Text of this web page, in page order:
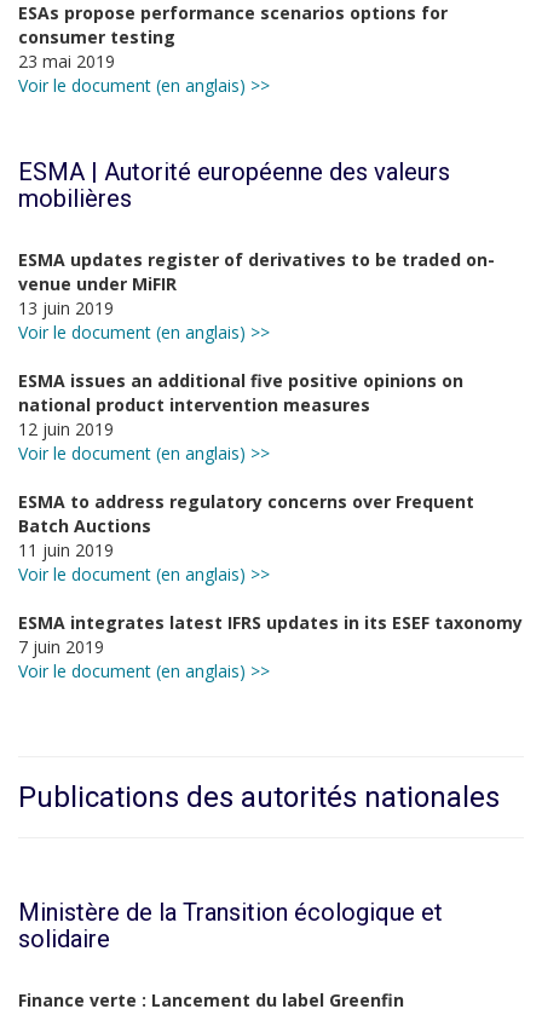
ESAs propose performance scenarios options for
consumer testing
23 mai 2019
Voir le document (en anglais) >>
ESMA | Autorité européenne des valeurs
mobilières
ESMA updates register of derivatives to be traded on-
venue under MiFIR
13 juin 2019
Voir le document (en anglais) >>
ESMA issues an additional five positive opinions on
national product intervention measures
12 juin 2019
Voir le document (en anglais) >>
ESMA to address regulatory concerns over Frequent
Batch Auctions
11 juin 2019
Voir le document (en anglais) >>
ESMA integrates latest IFRS updates in its ESEF taxonomy
7 juin 2019
Voir le document (en anglais) >>
Publications des autorités nationales
Ministère de la Transition écologique et
solidaire
Finance verte : Lancement du label Greenfin